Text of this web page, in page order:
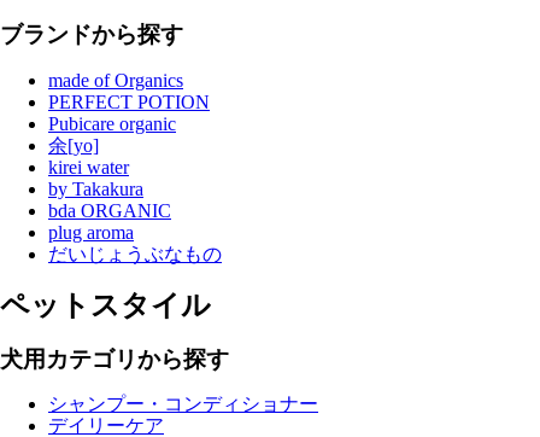
ブランドから探す
made of Organics
PERFECT POTION
Pubicare organic
余[yo]
kirei water
by Takakura
bda ORGANIC
plug aroma
だいじょうぶなもの
ペットスタイル
犬用カテゴリから探す
シャンプー・コンディショナー
デイリーケア